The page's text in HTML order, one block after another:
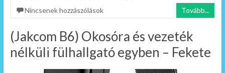
Nincsenek hozzászólások
Tovább...
(Jakcom B6) Okosóra és vezeték
nélküli fülhallgató egyben – Fekete